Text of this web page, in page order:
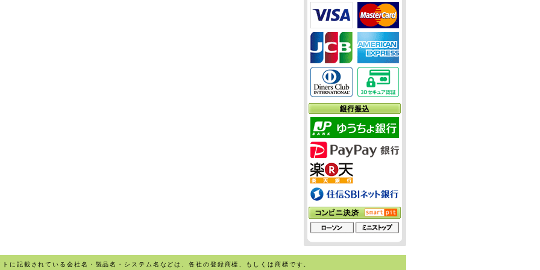
トに記載されている会社名・製品名・システム名などは、各社の登録商標、もしくは商標です。